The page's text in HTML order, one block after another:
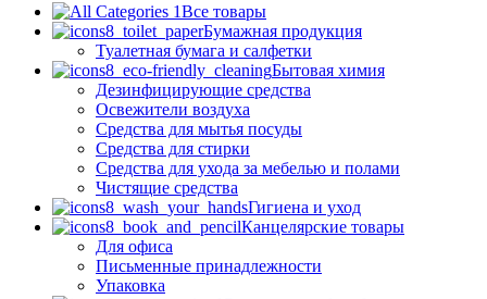
Все товары
Бумажная продукция
Туалетная бумага и салфетки
Бытовая химия
Дезинфицирующие средства
Освежители воздуха
Средства для мытья посуды
Средства для стирки
Средства для ухода за мебелью и полами
Чистящие средства
Гигиена и уход
Канцелярские товары
Для офиса
Письменные принадлежности
Упаковка